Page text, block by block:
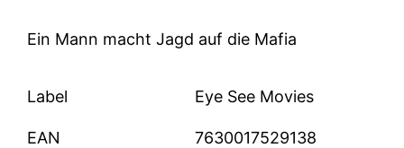
Ein Mann macht Jagd auf die Mafia
Label Eye See Movies
EAN 7630017529138